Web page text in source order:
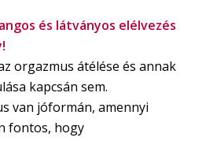
és látványos elélvezés
orgazmus átélése és annak
kapcsán sem.
van jóformán, amennyi
fontos, hogy